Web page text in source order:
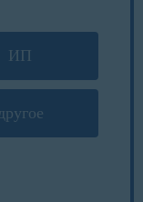
ИП
другое